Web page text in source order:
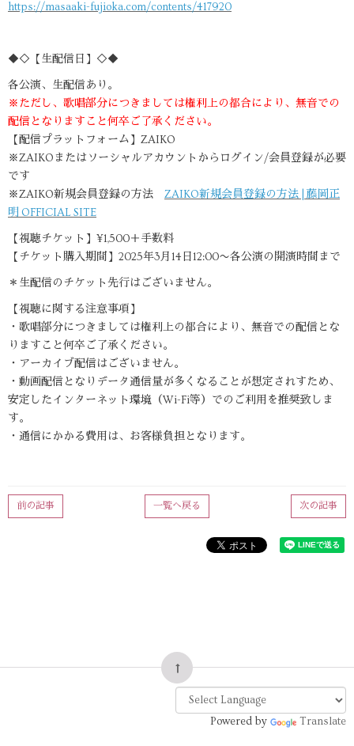
https://masaaki-fujioka.com/contents/417920
◆◇【生配信日】◇◆
各公演、生配信あり。
※ただし、歌唱部分につきましては権利上の都合により、無音での
配信となりますこと何卒ご了承ください。
【配信プラットフォーム】ZAIKO
※ZAIKOまたはソーシャルアカウントからログイン/会員登録が必要
です
※ZAIKO新規会員登録の方法 ZAIKO新規会員登録の方法 | 藤岡正
明 OFFICIAL SITE
【視聴チケット】¥1,500＋手数料
【チケット購入期間】2025年3月14日12:00〜各公演の開演時間まで
＊生配信のチケット先行はございません。
【視聴に関する注意事項】
・歌唱部分につきましては権利上の都合により、無音での配信とな
りますこと何卒ご了承ください。
・アーカイブ配信はございません。
・動画配信となりデータ通信量が多くなることが想定されすため、
安定したインターネット環境（Wi-Fi等）でのご利用を推奨致しま
す。
・通信にかかる費用は、お客様負担となります。
次の記事
一覧へ戻る
前の記事
Powered by Translate